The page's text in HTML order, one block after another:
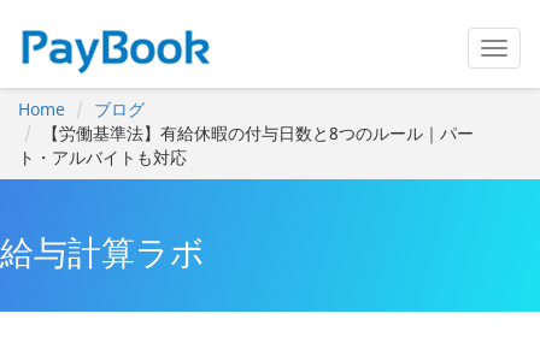
Home
ブログ
【労働基準法】有給休暇の付与日数と8つのルール｜パー
ト・アルバイトも対応
給与計算ラボ